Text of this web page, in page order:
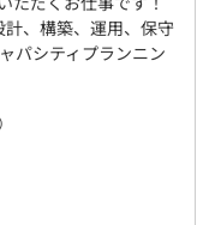
計、構築、運用、保守
パシティプランニン